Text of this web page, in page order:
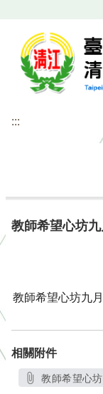
:::
教師希望心坊
教師希望心坊九
相關附件
教師希望心